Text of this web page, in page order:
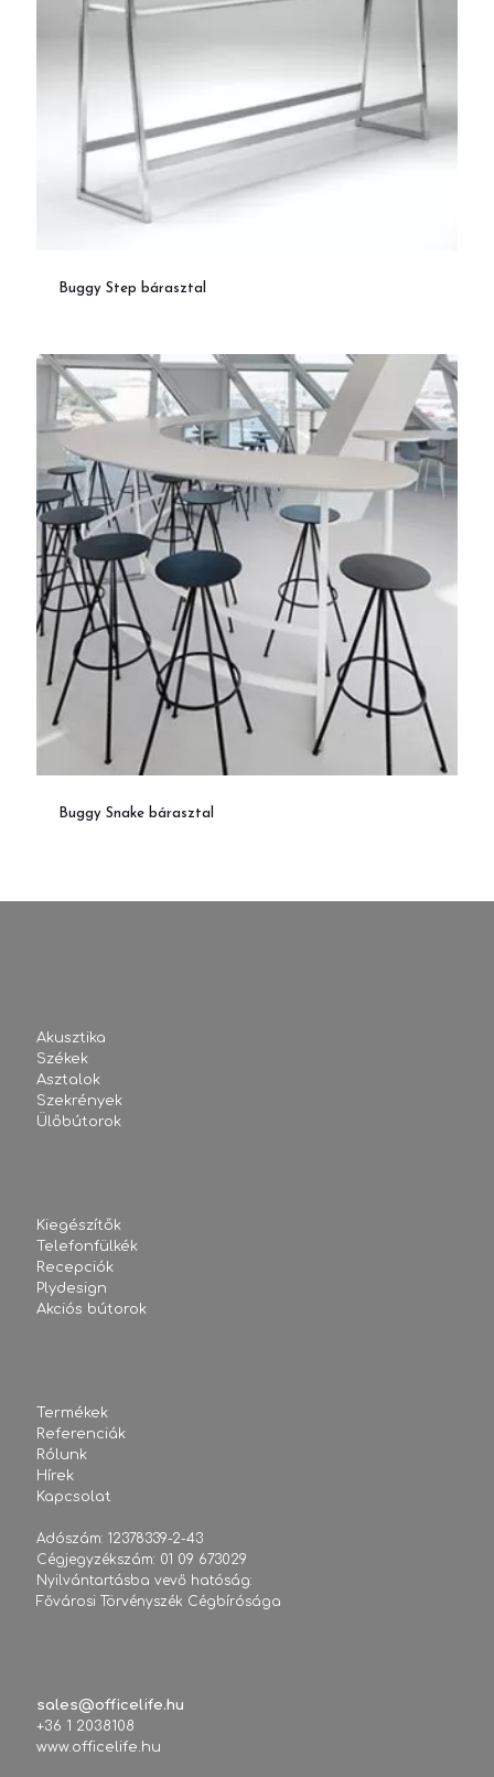
Buggy Step bárasztal
Buggy Snake bárasztal
Akusztika
Székek
Asztalok
Szekrények
Ülőbútorok
Kiegészítők
Telefonfülkék
Recepciók
Plydesign
Akciós bútorok
Termékek
Referenciák
Rólunk
Hírek
Kapcsolat
Adószám: 12378339-2-43
Cégjegyzékszám: 01 09 673029
Nyilvántartásba vevő hatóság:
Fővárosi Törvényszék Cégbírósága
sales@officelife.hu
+36 1 2038108
www.officelife.hu